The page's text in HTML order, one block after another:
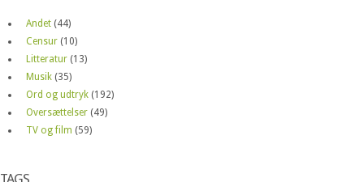
Andet (44)
Censur (10)
Litteratur (13)
Musik (35)
Ord og udtryk (192)
Oversættelser (49)
TV og film (59)